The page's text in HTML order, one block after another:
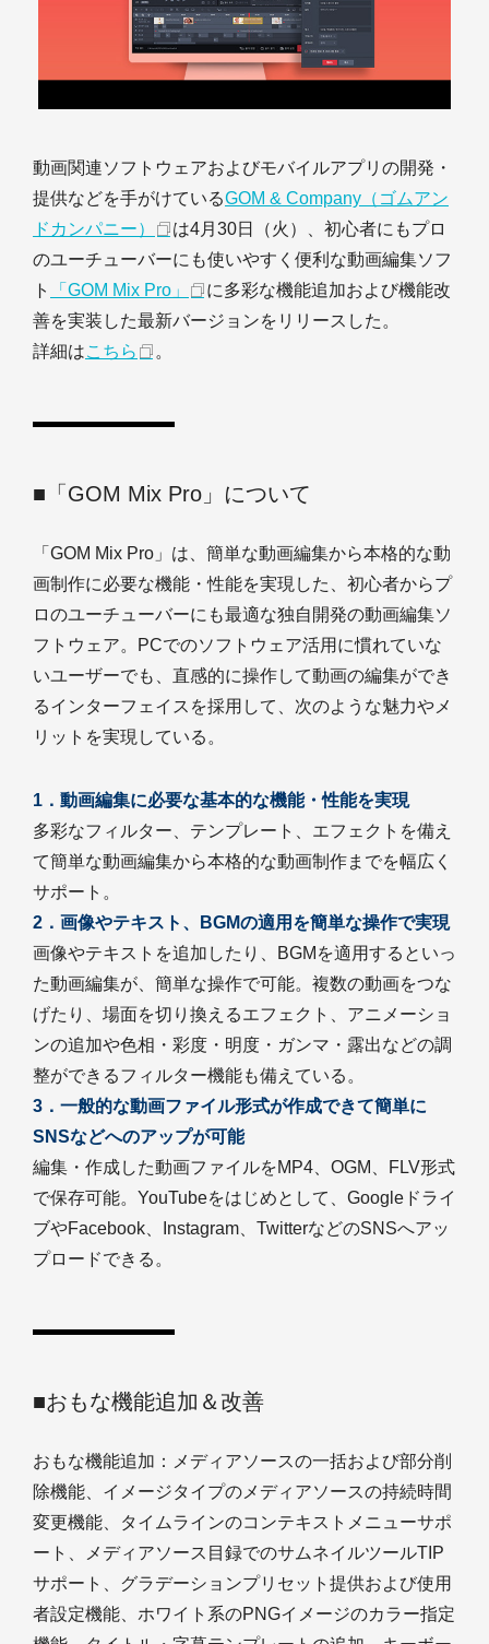
動画関連ソフトウェアおよびモバイルアプリの開発・
提供などを手がけているGOM & Company（ゴムアン
ドカンパニー）
は4月30日（火）、初心者にもプロ
のユーチューバーにも使いやすく便利な動画編集ソフ
ト
「GOM Mix Pro」
に多彩な機能追加および機能改
善を実装した最新バージョンをリリースした。
詳細はこちら 。
■「GOM Mix Pro」について
「GOM Mix Pro」は、簡単な動画編集から本格的な動
画制作に必要な機能・性能を実現した、初心者からプ
ロのユーチューバーにも最適な独自開発の動画編集ソ
フトウェア。PCでのソフトウェア活用に慣れていな
いユーザーでも、直感的に操作して動画の編集ができ
るインターフェイスを採用して、次のような魅力やメ
リットを実現している。
1．動画編集に必要な基本的な機能・性能を実現
多彩なフィルター、テンプレート、エフェクトを備え
て簡単な動画編集から本格的な動画制作までを幅広く
サポート。
2．画像やテキスト、BGMの適用を簡単な操作で実現
画像やテキストを追加したり、BGMを適用するといっ
た動画編集が、簡単な操作で可能。複数の動画をつな
げたり、場面を切り換えるエフェクト、アニメーショ
ンの追加や色相・彩度・明度・ガンマ・露出などの調
整ができるフィルター機能も備えている。
3．一般的な動画ファイル形式が作成できて簡単に
SNSなどへのアップが可能
編集・作成した動画ファイルをMP4、OGM、FLV形式
で保存可能。YouTubeをはじめとして、Googleドライ
ブやFacebook、Instagram、TwitterなどのSNSへアッ
プロードできる。
■おもな機能追加＆改善
おもな機能追加：メディアソースの一括および部分削
除機能、イメージタイプのメディアソースの持続時間
変更機能、タイムラインのコンテキストメニューサポ
ート、メディアソース目録でのサムネイルツールTIP
サポート、グラデーションプリセット提供および使用
者設定機能、ホワイト系のPNGイメージのカラー指定